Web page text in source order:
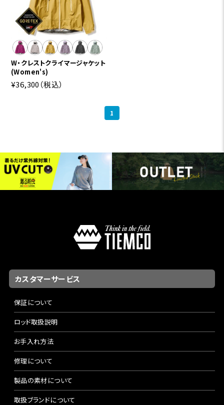
W・クレストクライマージャケット
(Women's)
¥36,300 （税込）
1
カスタマーサービス
保証について
ロッド取扱説明
お手入れ方法
修理について
製品の素材について
取扱ブランドについて